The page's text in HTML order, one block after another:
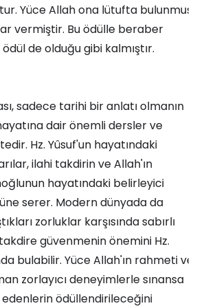
Yüce Allah ona lütufta bulunmuş
vermiştir. Bu ödülle beraber
de olduğu gibi kalmıştır.
sadece tarihi bir anlatı olmanın
dair önemli dersler ve
Hz. Yûsuf'un hayatındaki
ilahi takdirin ve Allah'ın
hayatındaki belirleyici
serer. Modern dünyada da
zorluklar karşısında sabırlı
güvenmenin önemini Hz.
bulabilir. Yüce Allah'ın rahmeti ve
zorlayıcı deneyimlerle sınansa
ödüllendirileceğini